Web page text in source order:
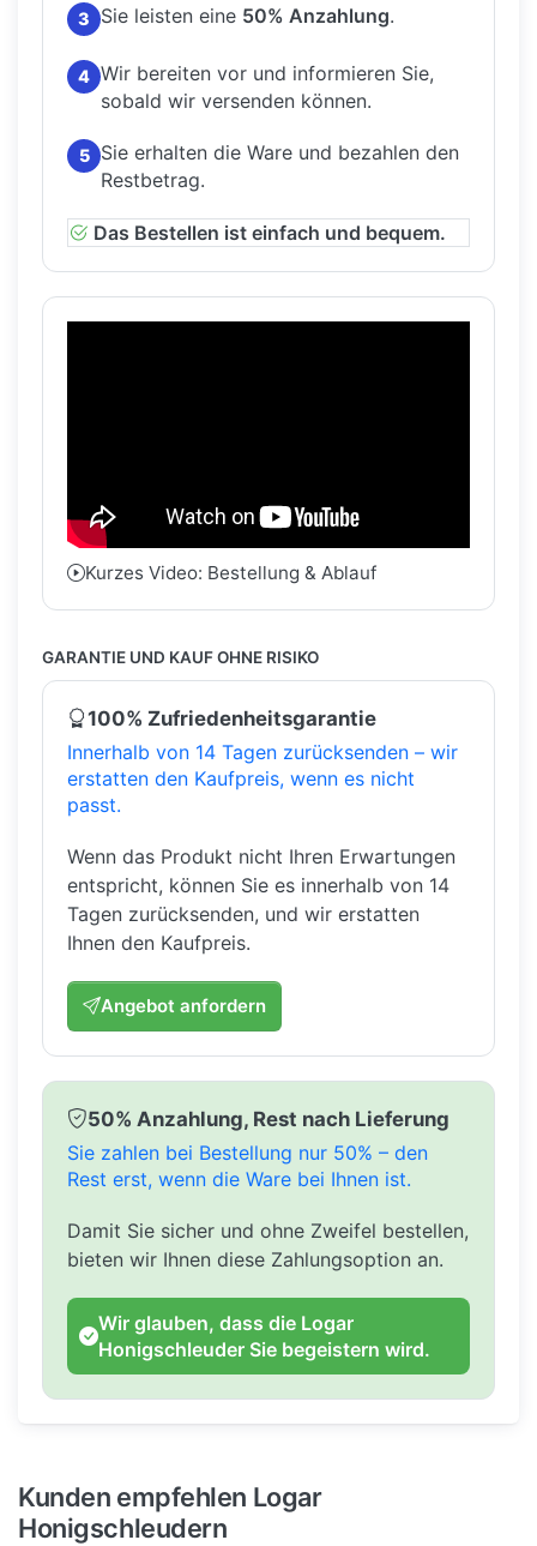
3 Sie leisten eine 50% Anzahlung.
4 Wir bereiten vor und informieren Sie,
sobald wir versenden können.
5
Sie erhalten die Ware und bezahlen den
Restbetrag.
Das Bestellen ist einfach und bequem.
Kurzes Video: Bestellung & Ablauf
GARANTIE UND KAUF OHNE RISIKO
100% Zufriedenheitsgarantie
Innerhalb von 14 Tagen zurücksenden – wir
erstatten den Kaufpreis, wenn es nicht
passt.
Wenn das Produkt nicht Ihren Erwartungen
entspricht, können Sie es innerhalb von 14
Tagen zurücksenden, und wir erstatten
Ihnen den Kaufpreis.
Angebot anfordern
50% Anzahlung, Rest nach Lieferung
Sie zahlen bei Bestellung nur 50% – den
Rest erst, wenn die Ware bei Ihnen ist.
Damit Sie sicher und ohne Zweifel bestellen,
bieten wir Ihnen diese Zahlungsoption an.
Wir glauben, dass die Logar
Honigschleuder Sie begeistern wird.
Kunden empfehlen Logar
Honigschleudern